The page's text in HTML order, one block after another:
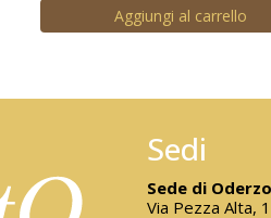
Aggiungi al carrello
Sedi
Sede di Oderzo
Via Pezza Alta, 1